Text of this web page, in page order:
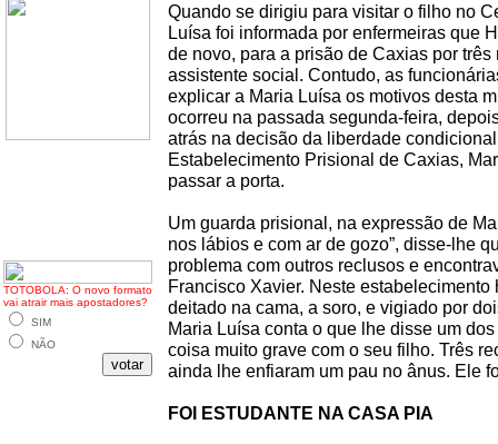
TOTOBOLA: O novo formato
vai atrair mais apostadores?
SIM
NÃO
Quando se dirigiu para visitar o filho no
Luísa foi informada por enfermeiras que
de novo, para a prisão de Caxias por
assistente social. Contudo, as
explicar a Maria Luísa os motivos desta
ocorreu na passada segunda-feira,
atrás na decisão da liberdade
Estabelecimento Prisional de Caxias,
passar a porta.
Um guarda prisional, na expressão de
nos lábios e com ar de gozo”, disse-lhe
problema com outros reclusos e
Francisco Xavier. Neste estabelecimento
deitado na cama, a soro, e vigiado por
Maria Luísa conta o que lhe disse um
coisa muito grave com o seu filho. Três
ainda lhe enfiaram um pau no ânus. Ele
FOI ESTUDANTE NA CASA PIA